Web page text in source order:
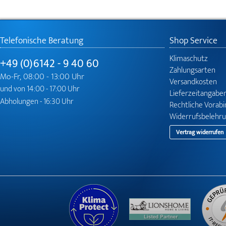
Telefonische Beratung
+49 (0)6142 - 9 40 60
Mo-Fr, 08:00 - 13:00 Uhr
und von 14:00 - 17:00 Uhr
Abholungen - 16:30 Uhr
Shop Service
Klimaschutz
Zahlungsarten
Versandkosten
Rechtliche
Vertrag widerrufen